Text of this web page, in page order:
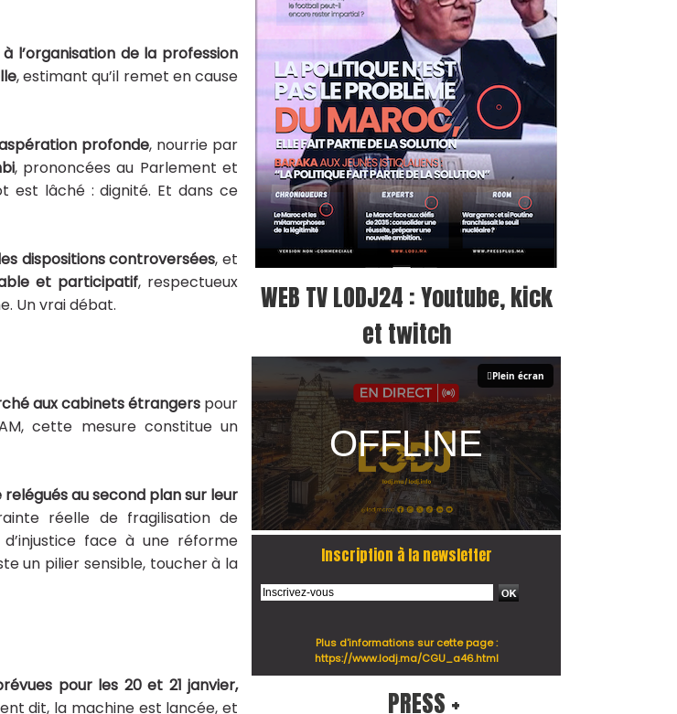
l’organisation de la profession
, estimant qu’il remet en cause
profonde, nourrie par
, prononcées au Parlement et
est lâché : dignité. Et dans ce
dispositions controversées, et
et participatif, respectueux
Un vrai débat.
aux cabinets étrangers pour
cette mesure constitue un
au second plan sur leur
réelle de fragilisation de
face à une réforme
un pilier sensible, toucher à la
pour les 20 et 21 janvier,
dit, la machine est lancée, et
WEB TV LODJ24 : Youtube, kick
et twitch
Plein écran
Inscription à la newsletter
Plus d'informations sur cette page :
https://www.lodj.ma/CGU_a46.html
PRESS +